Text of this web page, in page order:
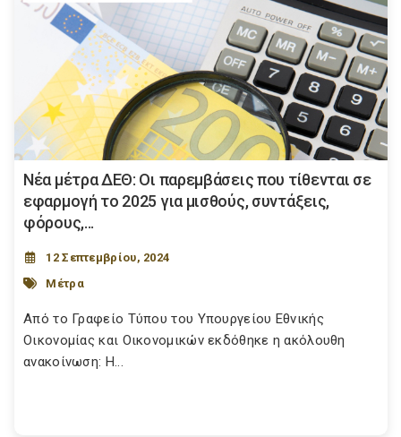
Νέα μέτρα ΔΕΘ: Οι παρεμβάσεις που τίθενται σε
εφαρμογή το 2025 για μισθούς, συντάξεις,
φόρους,...
12 Σεπτεμβρίου, 2024
Μέτρα
Από το Γραφείο Τύπου του Υπουργείου Εθνικής
Οικονομίας και Οικονομικών εκδόθηκε η ακόλουθη
ανακοίνωση: Η...